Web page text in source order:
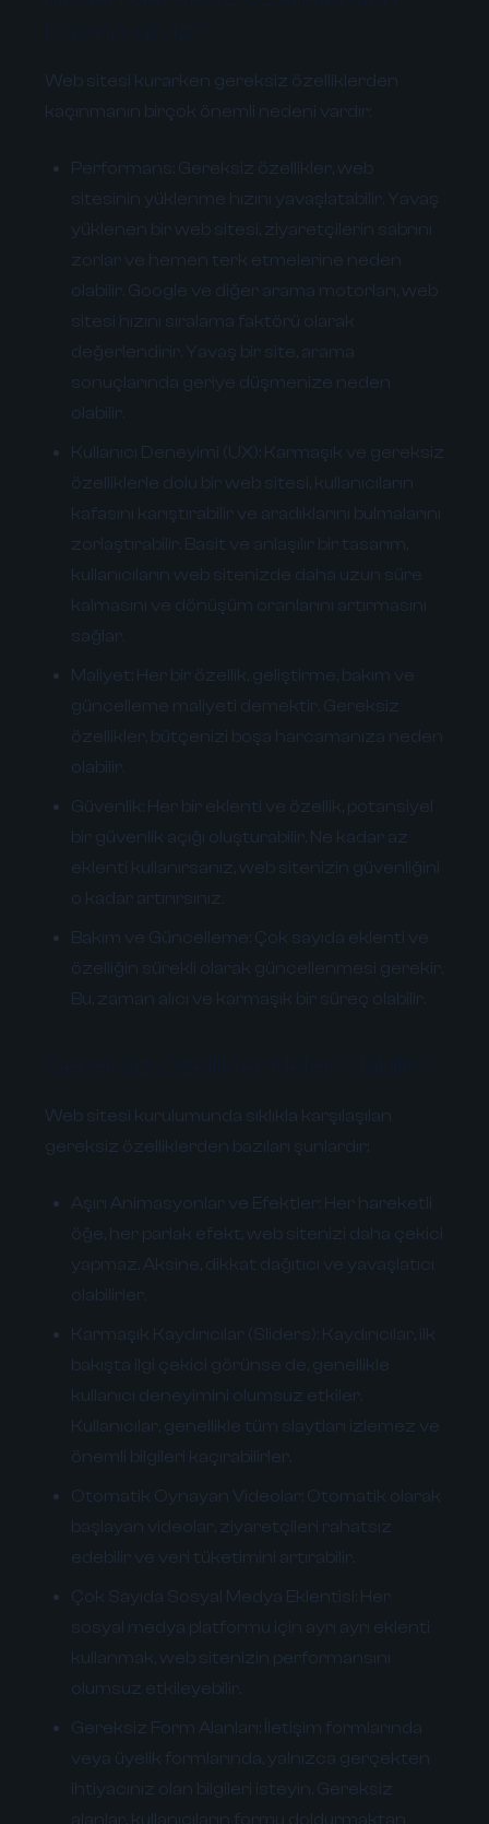
Web sitesi kurarken gereksiz özelliklerden
kaçınmanın birçok önemli nedeni vardır:
Performans: Gereksiz özellikler, web
sitesinin yüklenme hızını yavaşlatabilir. Yavaş
yüklenen bir web sitesi, ziyaretçilerin sabrını
zorlar ve hemen terk etmelerine neden
olabilir. Google ve diğer arama motorları, web
sitesi hızını sıralama faktörü olarak
değerlendirir. Yavaş bir site, arama
sonuçlarında geriye düşmenize neden
olabilir.
Kullanıcı Deneyimi (UX): Karmaşık ve gereksiz
özelliklerle dolu bir web sitesi, kullanıcıların
kafasını karıştırabilir ve aradıklarını bulmalarını
zorlaştırabilir. Basit ve anlaşılır bir tasarım,
kullanıcıların web sitenizde daha uzun süre
kalmasını ve dönüşüm oranlarını artırmasını
sağlar.
Maliyet: Her bir özellik, geliştirme, bakım ve
güncelleme maliyeti demektir. Gereksiz
özellikler, bütçenizi boşa harcamanıza neden
olabilir.
Güvenlik: Her bir eklenti ve özellik, potansiyel
bir güvenlik açığı oluşturabilir. Ne kadar az
eklenti kullanırsanız, web sitenizin güvenliğini
o kadar artırırsınız.
Bakım ve Güncelleme: Çok sayıda eklenti ve
özelliğin sürekli olarak güncellenmesi gerekir.
Bu, zaman alıcı ve karmaşık bir süreç olabilir.
Web sitesi kurulumunda sıklıkla karşılaşılan
gereksiz özelliklerden bazıları şunlardır:
Aşırı Animasyonlar ve Efektler: Her hareketli
öğe, her parlak efekt, web sitenizi daha çekici
yapmaz. Aksine, dikkat dağıtıcı ve yavaşlatıcı
olabilirler.
Karmaşık Kaydırıcılar (Sliders): Kaydırıcılar, ilk
bakışta ilgi çekici görünse de, genellikle
kullanıcı deneyimini olumsuz etkiler.
Kullanıcılar, genellikle tüm slaytları izlemez ve
önemli bilgileri kaçırabilirler.
Otomatik Oynayan Videolar: Otomatik olarak
başlayan videolar, ziyaretçileri rahatsız
edebilir ve veri tüketimini artırabilir.
Çok Sayıda Sosyal Medya Eklentisi: Her
sosyal medya platformu için ayrı ayrı eklenti
kullanmak, web sitenizin performansını
olumsuz etkileyebilir.
Gereksiz Form Alanları: İletişim formlarında
veya üyelik formlarında, yalnızca gerçekten
ihtiyacınız olan bilgileri isteyin. Gereksiz
alanlar, kullanıcıların formu doldurmaktan